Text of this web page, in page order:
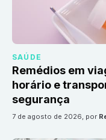
SAÚDE
Remédios em
horário e
segurança
7 de agosto de 2026, por